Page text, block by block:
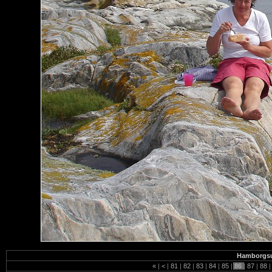
« | < | 81 | 82 | 83 | 84 | 85 | 86 | 87 | 88 |